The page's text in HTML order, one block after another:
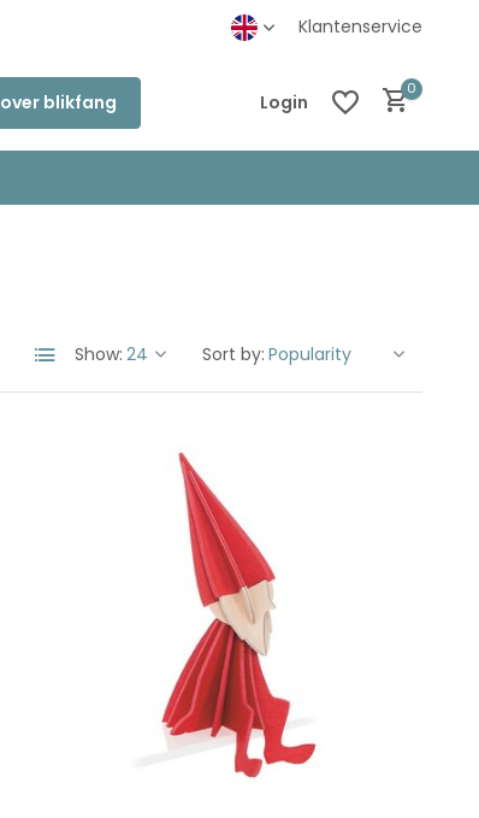
Klantenservice
over blikfang Login
0
Show: Sort by: